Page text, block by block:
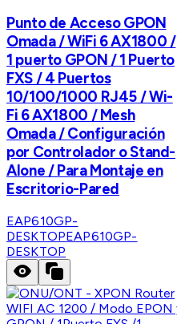
Punto de Acceso GPON
Omada / WiFi 6 AX1800 /
1 puerto GPON / 1 Puerto
FXS / 4 Puertos
10/100/1000 RJ45 / Wi-
Fi 6 AX1800 / Mesh
Omada / Configuración
por Controlador o Stand-
Alone / Para Montaje en
Escritorio-Pared
EAP610GP-
DESKTOPEAP610GP-
DESKTOP